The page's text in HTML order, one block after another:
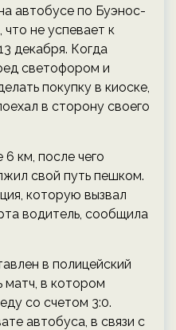
автобусе по Буэнос-
не успевает к
декабря. Когда
светофором и
покупку в киоске,
в сторону своего
км, после чего
свой путь пешком.
которую вызвал
водитель, сообщила
в полицейский
матч, в котором
со счетом 3:0.
автобуса, в связи с